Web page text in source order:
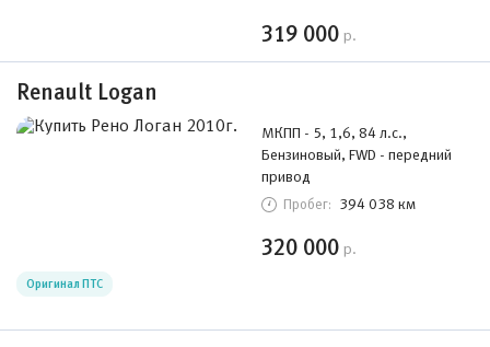
319 000 р.
Renault Logan
МКПП - 5, 1,6, 84 л.с.,
Бензиновый, FWD - передний
привод
Пробег: 394 038 км
320 000 р.
Оригинал ПТС